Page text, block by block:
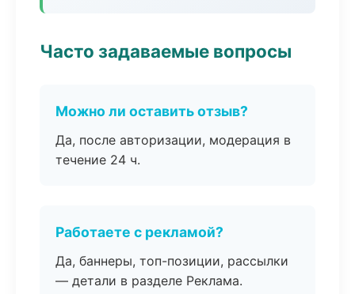
Часто задаваемые вопросы
Можно ли оставить отзыв?
Да, после авторизации, модерация в
течение 24 ч.
Работаете с рекламой?
Да, баннеры, топ-позиции, рассылки
— детали в разделе Реклама.